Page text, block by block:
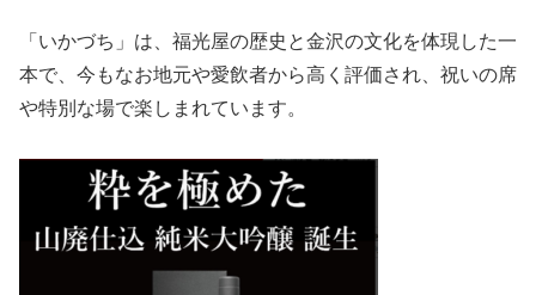
「いかづち」は、福光屋の歴史と金沢の文化を体現した一
本で、今もなお地元や愛飲者から高く評価され、祝いの席
や特別な場で楽しまれています。